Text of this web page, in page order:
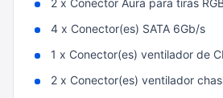
2 x Conector Aura para tiras
4 x Conector(es) SATA 6Gb/s
1 x Conector(es) ventilador de
2 x Conector(es) ventilador